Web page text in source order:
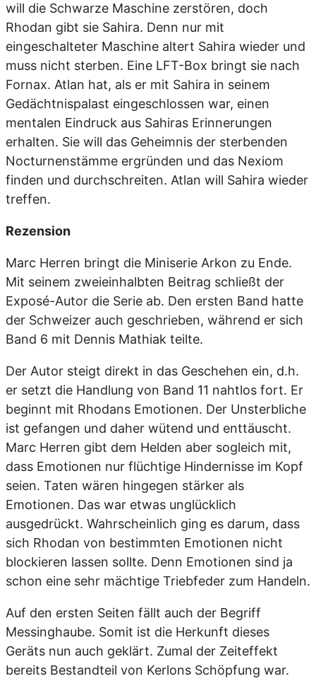
will die Schwarze Maschine zerstören, doch
Rhodan gibt sie Sahira. Denn nur mit
eingeschalteter Maschine altert Sahira wieder und
muss nicht sterben. Eine LFT-Box bringt sie nach
Fornax. Atlan hat, als er mit Sahira in seinem
Gedächtnispalast eingeschlossen war, einen
mentalen Eindruck aus Sahiras Erinnerungen
erhalten. Sie will das Geheimnis der sterbenden
Nocturnenstämme ergründen und das Nexiom
finden und durchschreiten. Atlan will Sahira wieder
treffen.
Rezension
Marc Herren bringt die Miniserie Arkon zu Ende.
Mit seinem zweieinhalbten Beitrag schließt der
Exposé-Autor die Serie ab. Den ersten Band hatte
der Schweizer auch geschrieben, während er sich
Band 6 mit Dennis Mathiak teilte.
Der Autor steigt direkt in das Geschehen ein, d.h.
er setzt die Handlung von Band 11 nahtlos fort. Er
beginnt mit Rhodans Emotionen. Der Unsterbliche
ist gefangen und daher wütend und enttäuscht.
Marc Herren gibt dem Helden aber sogleich mit,
dass Emotionen nur flüchtige Hindernisse im Kopf
seien. Taten wären hingegen stärker als
Emotionen. Das war etwas unglücklich
ausgedrückt. Wahrscheinlich ging es darum, dass
sich Rhodan von bestimmten Emotionen nicht
blockieren lassen sollte. Denn Emotionen sind ja
schon eine sehr mächtige Triebfeder zum Handeln.
Auf den ersten Seiten fällt auch der Begriff
Messinghaube. Somit ist die Herkunft dieses
Geräts nun auch geklärt. Zumal der Zeiteffekt
bereits Bestandteil von Kerlons Schöpfung war.